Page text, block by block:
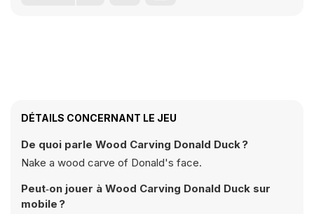
DÉTAILS CONCERNANT LE JEU
De quoi parle Wood Carving Donald Duck ?
Nake a wood carve of Donald's face.
Peut‑on jouer à Wood Carving Donald Duck sur
mobile ?